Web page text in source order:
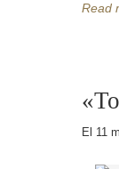
Read
El 11